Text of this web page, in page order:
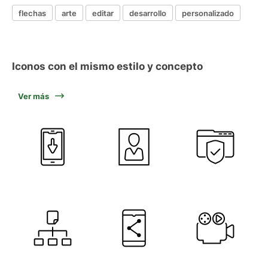
flechas arte editar desarrollo personalizado
Iconos con el mismo estilo y concepto
Ver más